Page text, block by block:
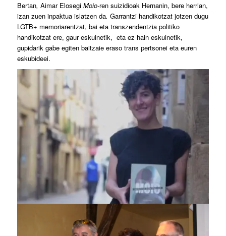
Bertan, Aimar ElosegiMoio-ren suizidioak Hernanin, bere herrian,
izan zuen inpaktua islatzen da. Garrantzi handikotzat jotzen dugu
LGTB+ memoriarentzat, bai eta transzendentzia politiko
handikotzat ere, gaur eskuinetik, eta ez hain eskuinetik,
gupidarik gabe egiten baitzaie eraso trans pertsonei eta euren
eskubideei.